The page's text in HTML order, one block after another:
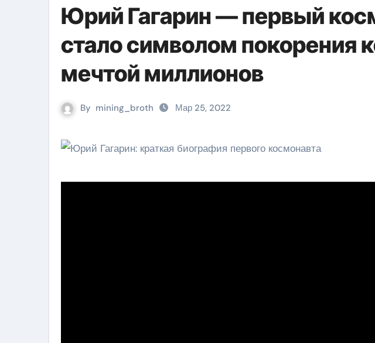
Юрий Гагарин — первый
стало символом покорения
мечтой миллионов
By mining_broth Мар 25, 2022